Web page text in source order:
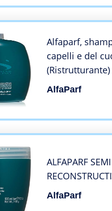
Alfaparf,
capelli e del
(Ristrutturante)
AlfaParf
ALFAPARF
AlfaParf